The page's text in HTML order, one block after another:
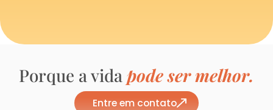
Porque a vida pode ser melhor.
Entre em contato